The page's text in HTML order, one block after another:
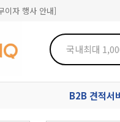
이자 행사 안내]
책 개편 안내]
B2B 견적서